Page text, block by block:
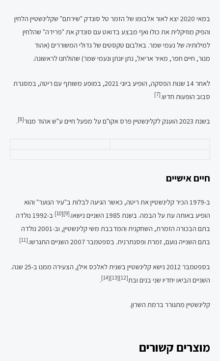
במאי 2020 יצא לאור אלבומו של הזמר טל סונדק "שירתם" שקלינשטיין הלחין
והפיק מוזיקלית את כולו ואף מבצע בדואט עם סונדק את "פרידה" שהלחין
למילותיה של נעמי שמר. באלבום טקסטים של גדולי המשוררים (אהוד
מנור, חיים חפר, מאיר אריאל, נתן יונתן ונעמי שמר) שהולחנו לראשונה.
לאחר 14 שנות הפסקה, הופיע ביוני 2021, במופע משותף עם ריטה, במסגרת
סבוב הופעות חדש.[7]
בשנת 2023 הוענק לקלינשטיין פרס אקו"ם על מפעל חיים ע"ש אהוד מנור [8]
.
חיים אישיים
ב-1979 הכיר קלינשטיין את ריטה, כאשר הגיעה לבלות ב"עיר הנוער" והוא
הופיע באותה עת על הבמה. בשנת 1985 השניים נישאו.
[9]
[10]
ב-1992 נולדה
בתם הבכורה הזמרת, השחקנית והמדבבת משי קלינשטיין, וב-2001 נולדה
בתם השנייה נועם, זמרת ופסנתרנית. בספטמבר 2007 השניים התגרשו.
[11]
בספטמבר 2012 נישא קלינשטיין בשנית לאלכס אילן, הצעירה ממנו ב-25 שנה.
השניים הביאו יחדיו שני בנים ובת[12]
[13]
[14]
.
קלינשטיין מתגורר ברמת השרון.
מוצרים קשורים